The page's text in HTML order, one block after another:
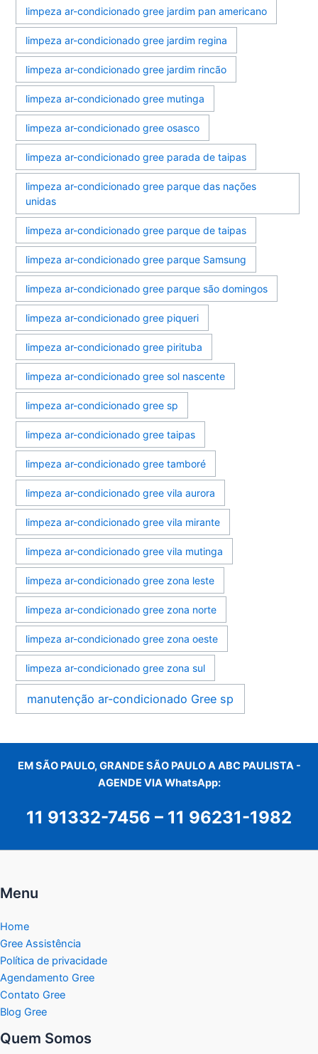
limpeza ar-condicionado gree jardim pan americano
limpeza ar-condicionado gree jardim regina
limpeza ar-condicionado gree jardim rincão
limpeza ar-condicionado gree mutinga
limpeza ar-condicionado gree osasco
limpeza ar-condicionado gree parada de taipas
limpeza ar-condicionado gree parque das nações
unidas
limpeza ar-condicionado gree parque de taipas
limpeza ar-condicionado gree parque Samsung
limpeza ar-condicionado gree parque são domingos
limpeza ar-condicionado gree piqueri
limpeza ar-condicionado gree pirituba
limpeza ar-condicionado gree sol nascente
limpeza ar-condicionado gree sp
limpeza ar-condicionado gree taipas
limpeza ar-condicionado gree tamboré
limpeza ar-condicionado gree vila aurora
limpeza ar-condicionado gree vila mirante
limpeza ar-condicionado gree vila mutinga
limpeza ar-condicionado gree zona leste
limpeza ar-condicionado gree zona norte
limpeza ar-condicionado gree zona oeste
limpeza ar-condicionado gree zona sul
manutenção ar-condicionado Gree sp
EM SÃO PAULO, GRANDE SÃO PAULO A ABC PAULISTA -
AGENDE VIA WhatsApp:
11 91332-7456 – 11 96231-1982
Menu
Home
Gree Assistência
Política de privacidade
Agendamento Gree
Contato Gree
Blog Gree
Quem Somos